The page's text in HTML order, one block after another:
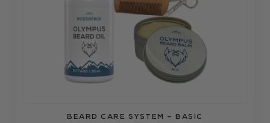
BEARD CARE SYSTEM – BASIC